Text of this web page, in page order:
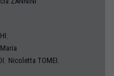
,
Maria
, Nicoletta TOMEI,